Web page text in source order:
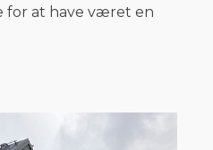
for at have været en